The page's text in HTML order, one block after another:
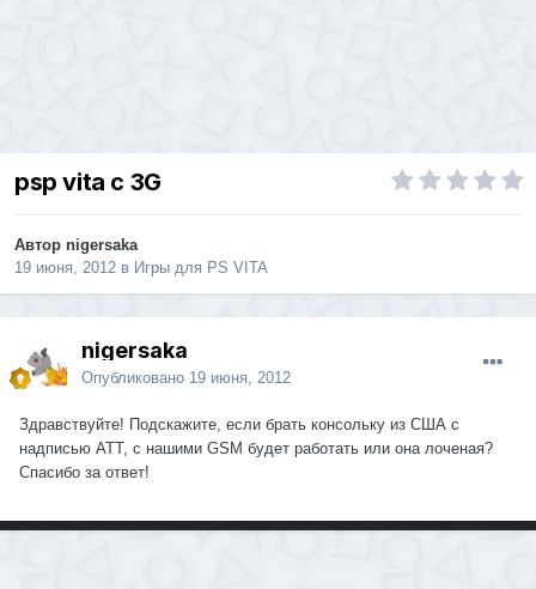
psp vita с 3G
Автор nigersaka
19 июня, 2012 в Игры для PS VITA
nigersaka
Опубликовано 19 июня, 2012
Здравствуйте! Подскажите, если брать консольку из США с
надписью ATT, с нашими GSM будет работать или она лоченая?
Спасибо за ответ!